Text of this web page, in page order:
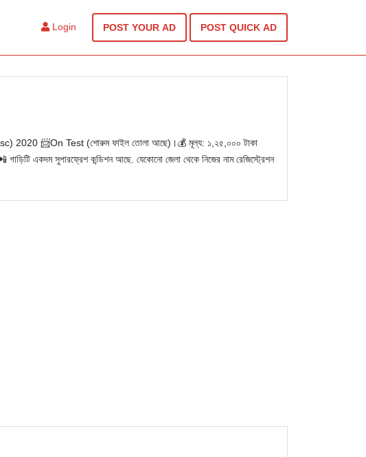
Login POST YOUR AD POST QUICK AD
2020 📨On Test (শোরুম ফাইল তোলা আছে)।​💰 মূল্য: ১,২৫,০০০ টাকা
একদম সুপারফ্রেশ কন্ডিশন আছে. যেকোনো জেলা থেকে নিজের নাম রেজিস্ট্রেশন